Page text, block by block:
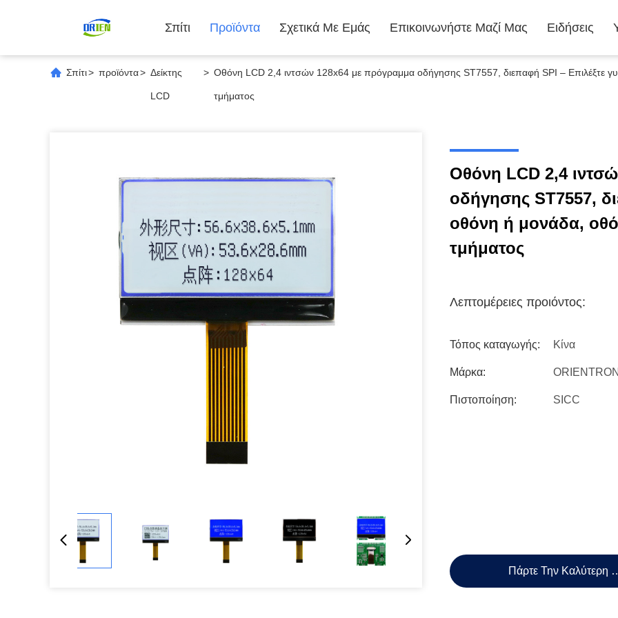
Σπίτι Προϊόντα Σχετικά Με Εμάς Επικοινωνήστε Μαζί Μας Ειδήσεις
Σπίτι> προϊόντα> Δείκτης
LCD
> Οθόνη LCD 2,4 ιντσών 128x64 με πρόγραμμα οδήγησης ST7557, διεπαφή SPI – Επιλέξτε
τμήματος
Οθόνη LCD 2,4
οδήγησης ST7557,
οθόνη ή μονάδα,
τμήματος
Λεπτομέρειες προιόντος:
Τόπος καταγωγής: Κίνα
Μάρκα:
Πιστοποίηση: SICC
Πάρτε Την Καλύτερη